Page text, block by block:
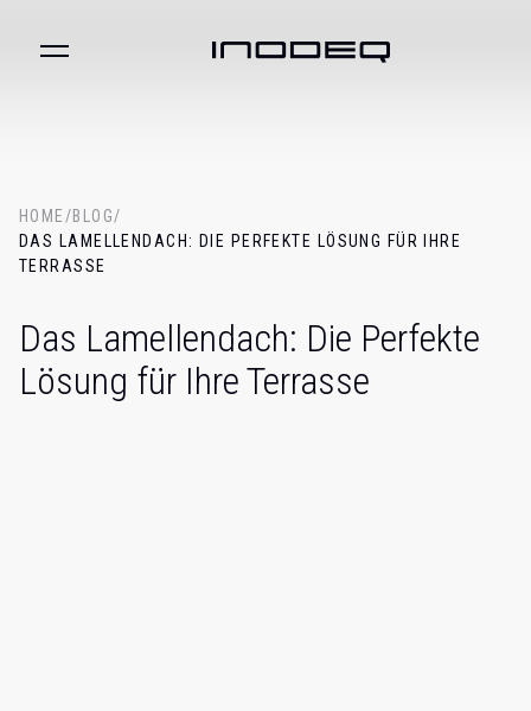
HOME /BLOG/
DAS LAMELLENDACH: DIE PERFEKTE LÖSUNG FÜR IHRE
TERRASSE
Das Lamellendach: Die Perfekte
Lösung für Ihre Terrasse